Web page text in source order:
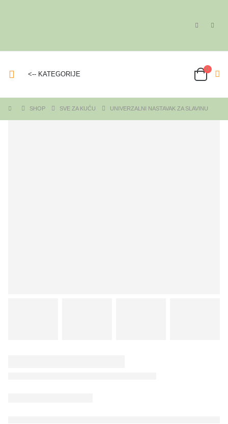
<-- KATEGORIJE
SHOP SVE ZA KUĆU UNIVERZALNI NASTAVAK ZA SLAVINU